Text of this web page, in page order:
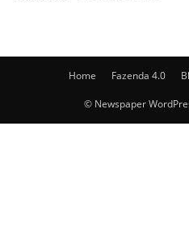
Home Fazenda 4.0
© Newspaper